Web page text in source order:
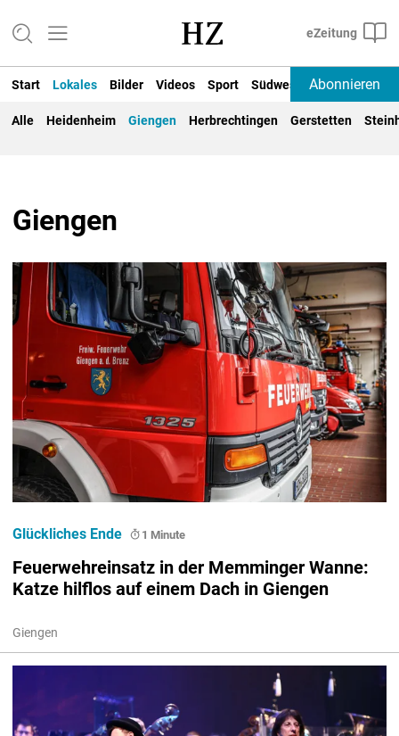
Start Lokales Bilder Videos Sport Südwest Deutschland
Abonnieren
Alle Heidenheim Giengen Herbrechtingen Gerstetten
Giengen
Feuerwehreinsatz in der Memminger Wanne:
Katze hilflos auf einem Dach in Giengen
Giengen
Glückliches Ende 1 Minute